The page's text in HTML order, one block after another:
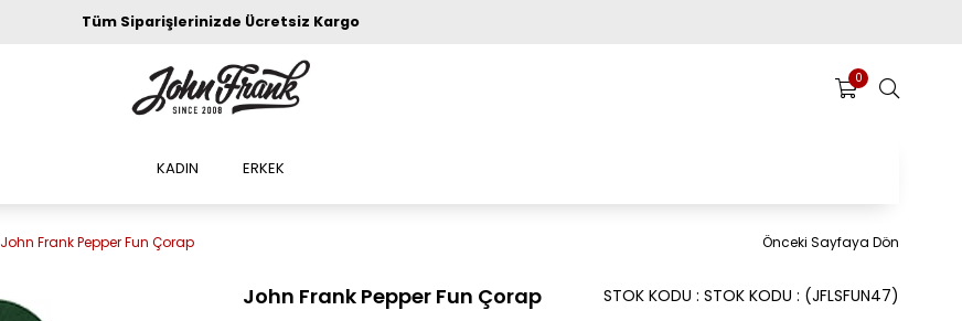
Tüm Siparişlerinizde Ücretsiz Kargo
0
KADIN ERKEK
John Frank Pepper Fun Çorap Önceki Sayfaya Dön
John Frank Pepper Fun Çorap (JFLSFUN47)
STOK KODU STOK KODU